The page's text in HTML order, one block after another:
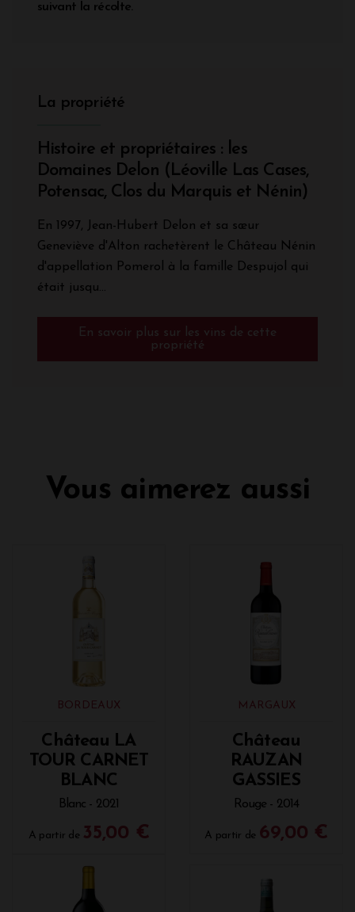
suivant la récolte.
La propriété
Histoire et propriétaires : les
Domaines Delon (Léoville Las Cases,
Potensac, Clos du Marquis et Nénin)
En 1997, Jean-Hubert Delon et sa sœur
Geneviève d'Alton rachetèrent le Château Nénin
d'appellation Pomerol à la famille Despujol qui
était jusqu...
En savoir plus sur les vins de cette
propriété
Vous aimerez aussi
BORDEAUX
Château LA
TOUR CARNET
BLANC
Blanc - 2021
A partir de 35,00 €
MARGAUX
Château
RAUZAN
GASSIES
Rouge - 2014
A partir de 69,00 €